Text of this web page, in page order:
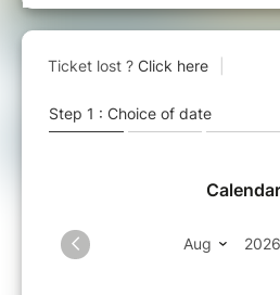
UnEscape Game immersif
signéL’École de la Nature.
Une aventure captivante où
logique et l’esprit d’équipe
climat .
mystérieusement disparu
elle le fruit de ses
pour
lutter contre le
Votre mission :
retrouver et